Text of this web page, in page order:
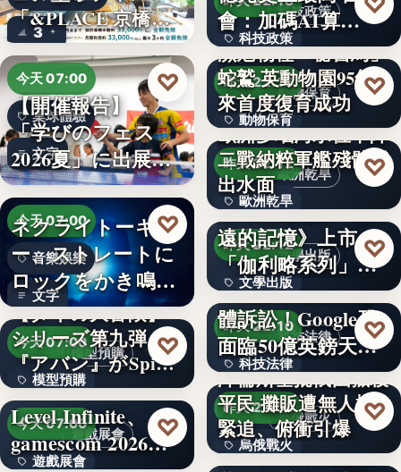
3
「&PLACE 京橋
（アン…
今天 07:00
桌球體驗
文字
【開催報告】
「学びのフェス
2026夏」に出展
Ｔリー…
♡
今天 07:00
音樂娛樂
文字
ネクライトーキ
ー、ストレートに
ロックをかき鳴ら
す新曲「余…
♡
模型預購
今天 07:00
模型預購
65,780
【ダイの大冒険】
シリーズ第九弾
『アバン』がSpi…
♡
遊戲展會
今天 07:00
遊戲展會
Level Infinite、
gamescom 2026…
♡
科技政策
科技政策
文字
會：加碼AI算…
動物保育
昨天 22:16
動物保育
95
瀕危物種「秘書鳥」
蛇鷲 英動物園95年
來首度復育成功
♡
歐洲乾旱
昨天 22:12
歐洲乾旱
200
歐洲多瑙河水位下降
二戰納粹軍艦殘骸露
出水面
♡
文學出版
昨天 22:12
文學出版
文字
東野圭吾遺作《永
遠的記憶》上市
「伽利略系列」正
式結束
♡
科技法律
昨天 22:10
科技法律
文字
88萬家企業納入集
體訴訟！Google恐
面臨50億英鎊天…
♡
烏俄戰火
昨天 22:03
烏俄戰火
澤倫斯基批俄國獵殺
平民 攤販遭無人機
緊追、俯衝引爆
♡
納坦雅胡未同意加